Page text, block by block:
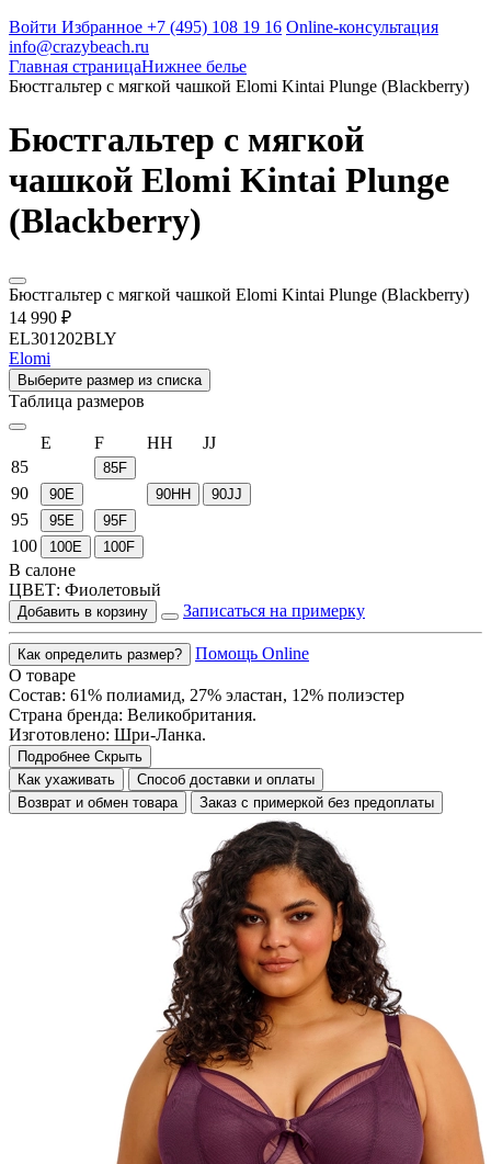
Войти Избранное +7 (495) 108 19 16 Online-консультация
info@crazybeach.ru
Главная страницаНижнее белье
Бюстгальтер с мягкой чашкой Elomi Kintai Plunge (Blackberry)
Бюстгальтер с мягкой
чашкой Elomi Kintai Plunge
(Blackberry)
Бюстгальтер с мягкой чашкой Elomi Kintai Plunge (Blackberry)
14 990 ₽
EL301202BLY
Elomi
Выберите размер из списка
Таблица размеров
E F HH
JJ
85
85F
90 90E 90HH 90JJ
95 95E 95F
100 100E 100F
В салоне
ЦВЕТ: Фиолетовый
Добавить в корзину Записаться на примерку
Как определить размер?
Помощь Online
О товаре
Состав: 61% полиамид, 27% эластан, 12% полиэстер
Страна бренда: Великобритания.
Изготовлено: Шри-Ланка.
Подробнее Скрыть
Как ухаживать
Способ доставки и оплаты
Возврат и обмен товара
Заказ с примеркой без предоплаты